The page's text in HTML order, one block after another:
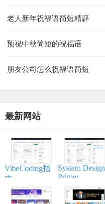
老人新年祝福语简短精辟
预祝中秋简短的祝福语
朋友公司怎么祝福语简短
最新网站
VibeCoding指
南
一个通过与 AI
结对编程，将
System Design
Primer
帮助开发者学
习大型系统设